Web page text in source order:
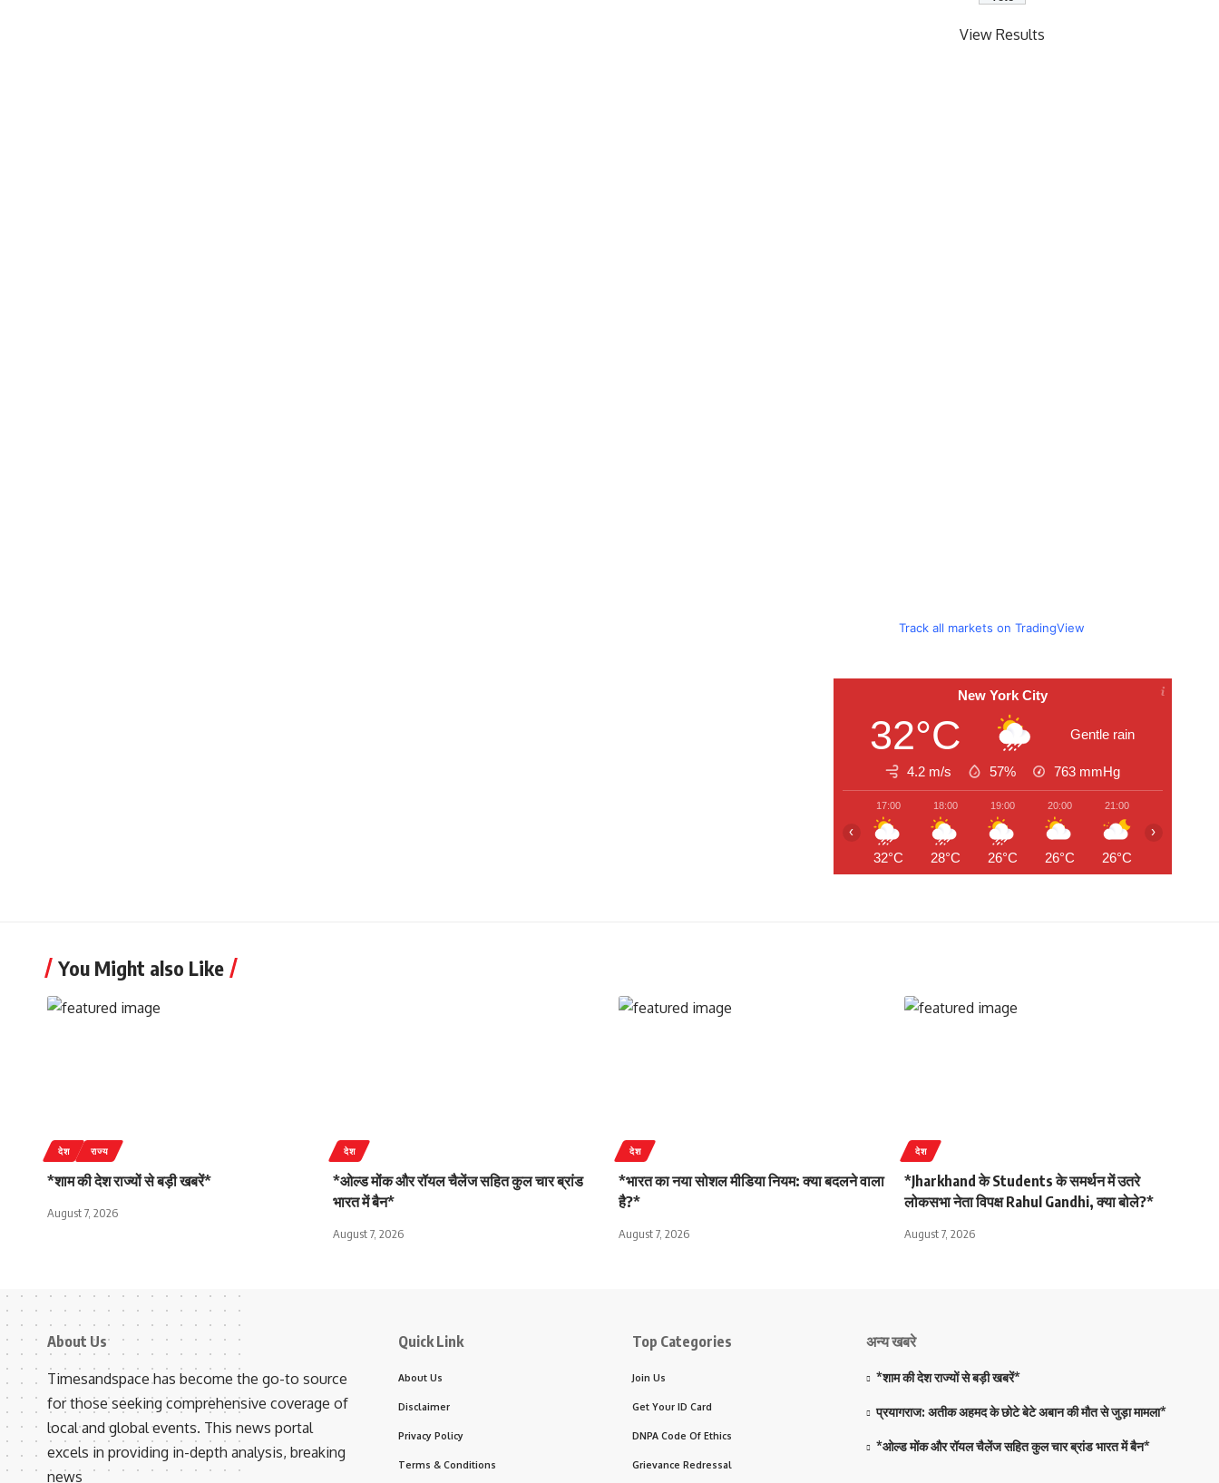
View Results
Track all markets on TradingView
New York City
32°C Gentle rain
4.2 m/s 57% 763 mmHg
17:00
32°C
18:00
28°C
19:00
26°C
20:00
26°C
21:00
26°C
‹ ›
You Might also Like
देश राज्य
*शाम की देश राज्यों से बड़ी खबरें*
August 7, 2026
देश
*ओल्ड मोंक और रॉयल चैलेंज सहित कुल चार ब्रांड
भारत में बैन*
August 7, 2026
देश
*भारत का नया सोशल मीडिया नियम: क्या बदलने वाला
है?*
August 7, 2026
देश
*Jharkhand के Students के समर्थन में उतरे
लोकसभा नेता विपक्ष Rahul Gandhi, क्या बोले?*
August 7, 2026
About Us
Timesandspace has become the go-to source
for those seeking comprehensive coverage of
local and global events. This news portal
excels in providing in-depth analysis, breaking
news
Quick Link
About Us
Disclaimer
Privacy Policy
Terms & Conditions
Top Categories
Join Us
Get Your ID Card
DNPA Code Of Ethics
Grievance Redressal
अन्य खबरे
*शाम की देश राज्यों से बड़ी खबरें*
प्रयागराज: अतीक अहमद के छोटे बेटे अबान की मौत से जुड़ा मामला*
*ओल्ड मोंक और रॉयल चैलेंज सहित कुल चार ब्रांड भारत में बैन*